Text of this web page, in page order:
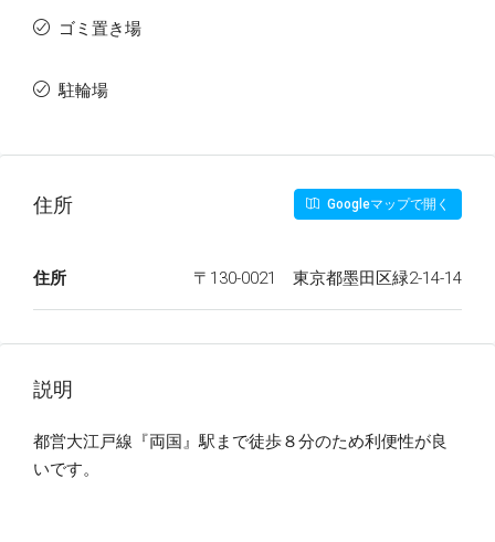
ゴミ置き場
駐輪場
住所 Googleマップで開く
住所 〒130-0021 東京都墨田区緑2-14-14
説明
都営大江戸線『両国』駅まで徒歩８分のため利便性が良
いです。